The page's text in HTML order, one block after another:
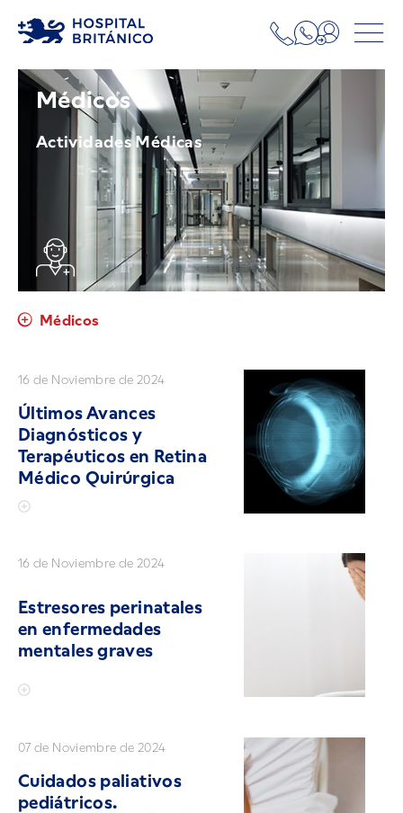
Médicos
Actividades Médicas
Médicos
16 de Noviembre de 2024
Últimos Avances
Diagnósticos y
Terapéuticos en Retina
Médico Quirúrgica
16 de Noviembre de 2024
Estresores perinatales
en enfermedades
mentales graves
07 de Noviembre de 2024
Cuidados paliativos
pediátricos.